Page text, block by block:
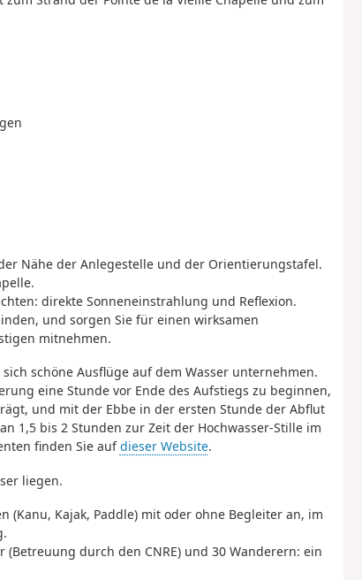
Nähe der Anlegestelle und der Orientierungstafel.
direkte Sonneneinstrahlung und Reflexion.
und sorgen Sie für einen wirksamen
mitnehmen.
schöne Ausflüge auf dem Wasser unternehmen.
eine Stunde vor Ende des Aufstiegs zu beginnen,
und mit der Ebbe in der ersten Stunde der Abflut
1,5 bis 2 Stunden zur Zeit der Hochwasser-Stille im
finden Sie aufdieser Website.
liegen.
(Kanu, Kajak, Paddle) mit oder ohne Begleiter an, im
durch den CNRE) und 30 Wanderern: ein